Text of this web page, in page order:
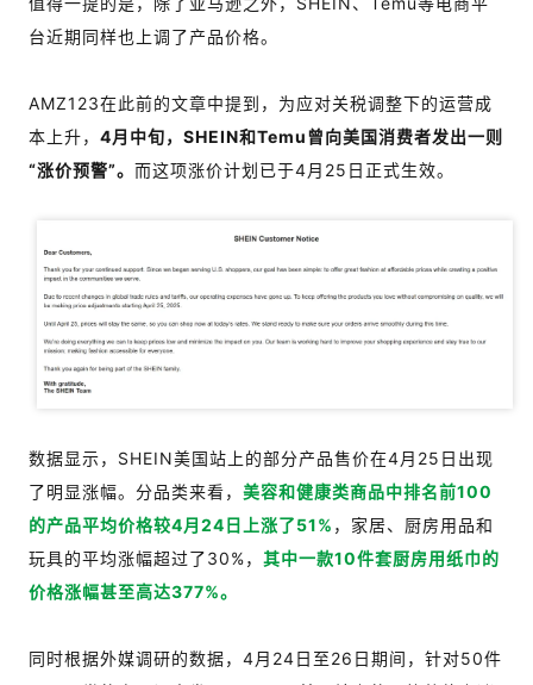
台近期同样也上调了产品价格。
AMZ123在此前的文章中提到，为应对关税调整下的运营成
本上升， 4月中旬，SHEIN和Temu曾向美国消费者发出一则
“涨价预警”。 而这项涨价计划已于4月25日正式生效。
数据显示，SHEIN美国站上的部分产品售价在4月25日出现
了明显涨幅。分品类来看， 美容和健康类商品中排名前100
的产品平均价格较4月24日上涨了51% ，家居、厨房用品和
玩具的平均涨幅超过了30%， 其中一款10件套厨房用纸巾的
价格涨幅甚至高达377%。
同时根据外媒调研的数据，4月24日至26日期间，针对50件